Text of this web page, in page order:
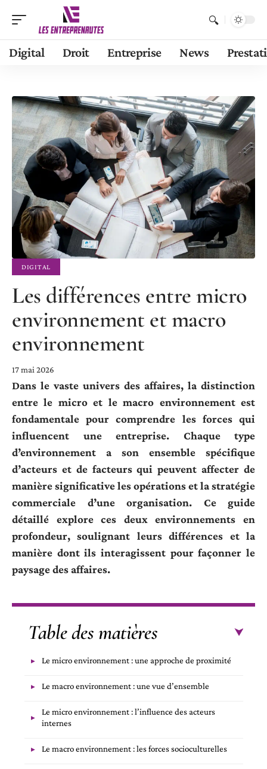
Digital Droit Entreprise News
DIGITAL
Les différences entre micro
environnement et macro
environnement
17 mai 2026
Dans le vaste univers des affaires, la distinction
entre le micro et le macro environnement est
fondamentale pour comprendre les forces qui
influencent une entreprise. Chaque type
d’environnement a son ensemble spécifique
d’acteurs et de facteurs qui peuvent affecter de
manière significative les opérations et la stratégie
commerciale d’une organisation. Ce guide
détaillé explore ces deux environnements en
profondeur, soulignant leurs différences et la
manière dont ils interagissent pour façonner le
paysage des affaires.
Table des matières
Le micro environnement : une approche de proximité
Le macro environnement : une vue d’ensemble
Le micro environnement : l’influence des acteurs
internes
Le macro environnement : les forces socioculturelles